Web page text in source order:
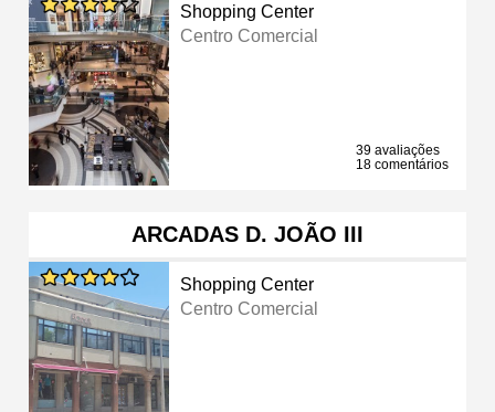
Shopping Center
Centro Comercial
39 avaliações
18 comentários
ARCADAS D. JOÃO III
Shopping Center
Centro Comercial